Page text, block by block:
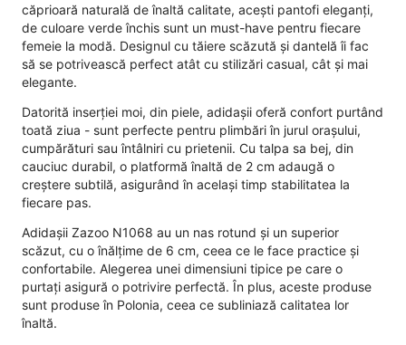
căprioară naturală de înaltă calitate, acești pantofi eleganți,
de culoare verde închis sunt un must-have pentru fiecare
femeie la modă. Designul cu tăiere scăzută și dantelă îi fac
să se potrivească perfect atât cu stilizări casual, cât și mai
elegante.
Datorită inserției moi, din piele, adidașii oferă confort purtând
toată ziua - sunt perfecte pentru plimbări în jurul orașului,
cumpărături sau întâlniri cu prietenii. Cu talpa sa bej, din
cauciuc durabil, o platformă înaltă de 2 cm adaugă o
creștere subtilă, asigurând în același timp stabilitatea la
fiecare pas.
Adidașii Zazoo N1068 au un nas rotund și un superior
scăzut, cu o înălțime de 6 cm, ceea ce le face practice și
confortabile. Alegerea unei dimensiuni tipice pe care o
purtați asigură o potrivire perfectă. În plus, aceste produse
sunt produse în Polonia, ceea ce subliniază calitatea lor
înaltă.